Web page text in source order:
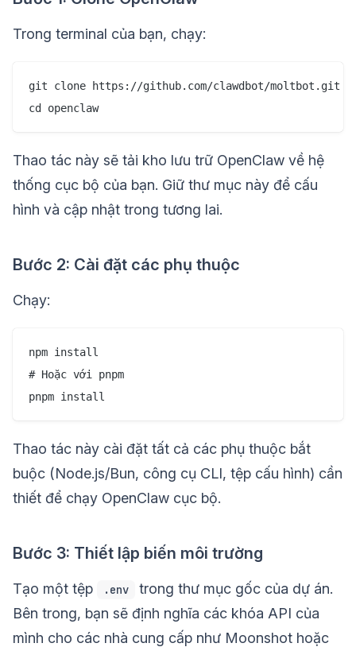
Trong terminal của bạn, chạy:
git clone https://github.com/clawdbot/moltbot.git
Thao tác này sẽ tải kho lưu trữ OpenClaw về hệ
thống cục bộ của bạn. Giữ thư mục này để cấu
hình và cập nhật trong tương lai.
Bước 2: Cài đặt các phụ thuộc
Chạy:
npm install
# Hoặc với pnpm
Thao tác này cài đặt tất cả các phụ thuộc bắt
buộc (Node.js/Bun, công cụ CLI, tệp cấu hình) cần
thiết để chạy OpenClaw cục bộ.
Bước 3: Thiết lập biến môi trường
Tạo một tệp .env
trong thư mục gốc của dự án.
Bên trong, bạn sẽ định nghĩa các khóa API của
mình cho các nhà cung cấp như Moonshot hoặc